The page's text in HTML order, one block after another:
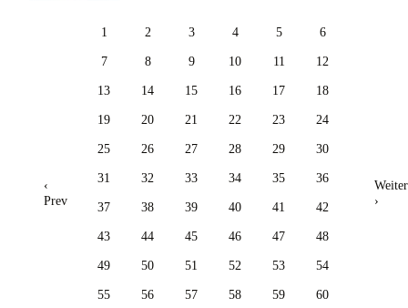
‹
Prev
1 2 3 4 5 6
7 8 9 10 11 12
13 14 15 16 17 18
19 20 21 22 23 24
25 26 27 28 29 30
31 32 33 34 35 36
37 38 39 40 41 42
43 44 45 46 47 48
49 50 51 52 53 54
55 56 57 58 59 60
Weiter
›